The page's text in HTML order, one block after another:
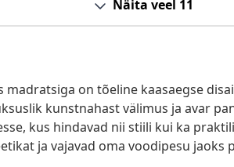
Näita veel 11
on tõeline kaasaegse
kunstnahast välimus ja avar
kus hindavad nii stiili kui ka
ja vajavad oma voodipesu jaoks